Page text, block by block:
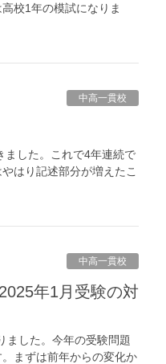
校1年の模試になりま
中高一貫校
ました。これで4年連続で
はり記述部分が増えたこ
中高一貫校
ました。今年の受験問題
まずは前年からの変化か